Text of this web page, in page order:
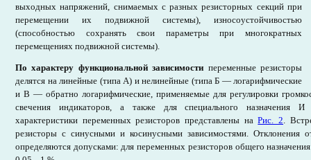
выходных напряжений, снимаемых с разных резисторных секций при
перемещении их подвижной системы), износоустойчивостью
(способностью сохранять свои параметры при многократных
перемещениях подвижной системы).
По характеру функциональной зависимости переменные резисторы
делятся на линейные (типа А) и нелинейные (типа Б — логарифмические
и В — обратно логарифмические, применяемые для регулировки
свечения индикаторов, а также для специального назначения
характеристики переменных резисторов представлены наРис. 2 .
резисторы с синусными и косинусными зависимостями. Отклонения
определяются допусками: для переменных резисторов общего